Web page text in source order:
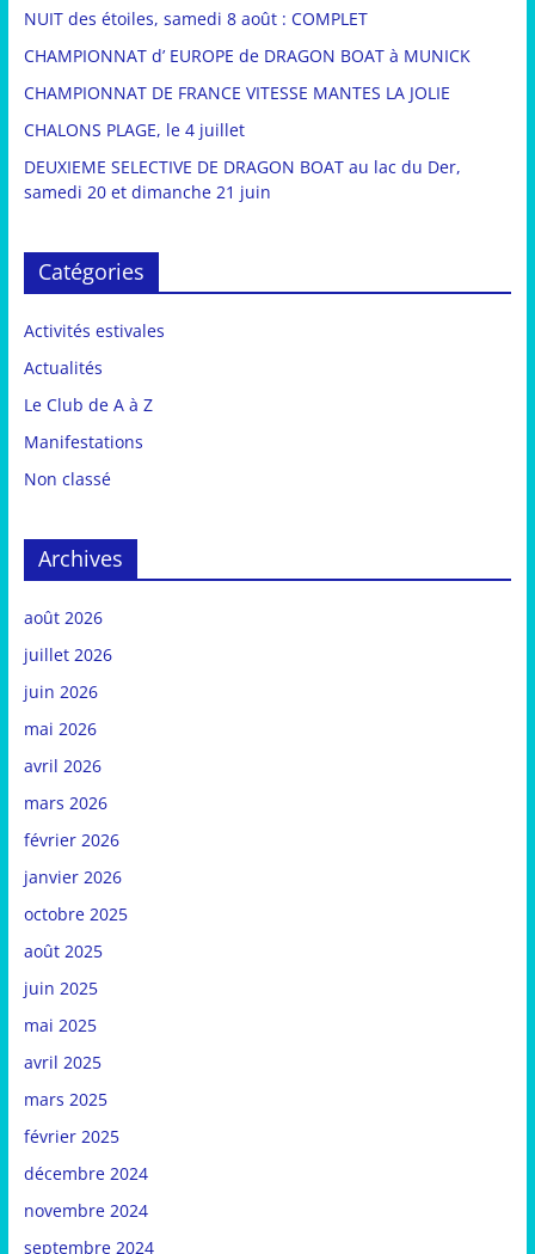
NUIT des étoiles, samedi 8 août : COMPLET
CHAMPIONNAT d’ EUROPE de DRAGON BOAT à MUNICK
CHAMPIONNAT DE FRANCE VITESSE MANTES LA JOLIE
CHALONS PLAGE, le 4 juillet
DEUXIEME SELECTIVE DE DRAGON BOAT au lac du Der,
samedi 20 et dimanche 21 juin
Catégories
Activités estivales
Actualités
Le Club de A à Z
Manifestations
Non classé
Archives
août 2026
juillet 2026
juin 2026
mai 2026
avril 2026
mars 2026
février 2026
janvier 2026
octobre 2025
août 2025
juin 2025
mai 2025
avril 2025
mars 2025
février 2025
décembre 2024
novembre 2024
septembre 2024